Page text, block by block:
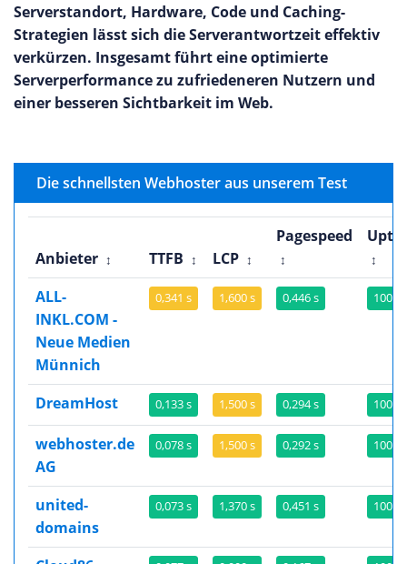
Serverstandort, Hardware, Code und Caching-
Strategien lässt sich die Serverantwortzeit effektiv
verkürzen. Insgesamt führt eine optimierte
Serverperformance zu zufriedeneren Nutzern und
einer besseren Sichtbarkeit im Web.
Die schnellsten Webhoster aus unserem Test
Anbieter ↕ TTFB ↕ LCP ↕
Pagespeed
↕ ↕
ALL-
INKL.COM -
Neue Medien
Münnich
0,341 s 1,600 s 0,446 s
DreamHost 0,133 s 1,500 s 0,294 s
webhoster.de
AG
0,078 s 1,500 s 0,292 s
united-
domains
0,073 s 1,370 s 0,451 s